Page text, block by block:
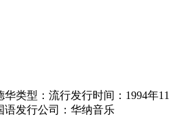
类型：流行发行时间：1994年11
语发行公司：华纳音乐